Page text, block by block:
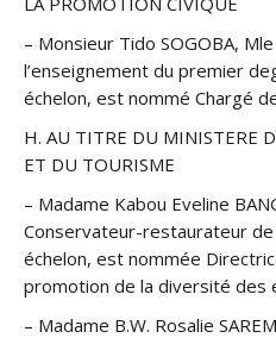
– Monsieur Tido SOGOBA,
l’enseignement du premier
échelon, est nommé Chargé
H. AU TITRE DU MINISTERE
ET DU TOURISME
– Madame Kabou Eveline
Conservateur-restaurateur
échelon, est nommée
promotion de la diversité des
– Madame B.W. Rosalie